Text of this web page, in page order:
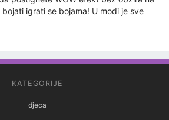
igrati se bojama! U modi je sve
KATEGORIJE
djeca